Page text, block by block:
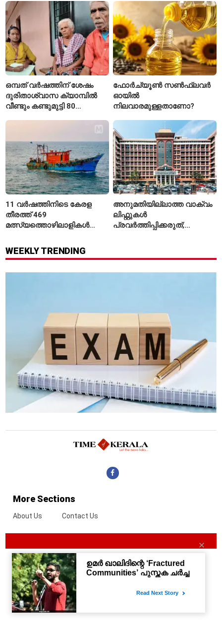
ഒമ്പത് വർഷത്തിന് ശേഷം
ദുരിതാശ്വാസ ക്യാമ്പിൽ
വീണ്ടും കണ്ടുമുട്ടി 80
ഫോർച്യൂൺ സൺഫ്ലവർ
ഓയിൽ
നിലവാരമുള്ളതാണോ?
11 വർഷത്തിനിടെ കേരള
തീരത്ത് 469
മത്സ്യത്തൊഴിലാളികൾ
കാണാതായി, 47,773 പേരെ
രക്ഷപ്പെടുത്തി
അനുമതിയില്ലാത്ത വാക്വം
ലിഫ്റ്റുകൾ
പ്രവർത്തിപ്പിക്കരുത്;
ലിഫ്റ്റുകൾക്ക്
WEEKLY TRENDING
More Sections
About Us Contact Us